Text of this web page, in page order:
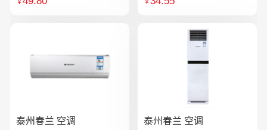
￥ ￥
泰州春兰 空调 泰州春兰 空调